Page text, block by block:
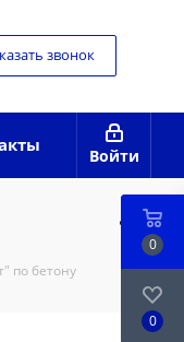
звонок
Войти
по бетону
0
0